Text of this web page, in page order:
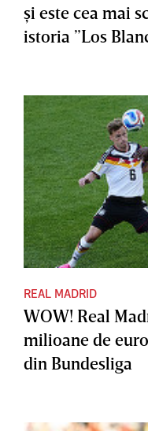
şi este cea mai
istoria ”Los
REAL MADRID
WOW! Real
milioane de
din Bundesliga